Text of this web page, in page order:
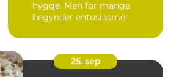
hygge. Men for mange
begynder entusiasme...
25. sep